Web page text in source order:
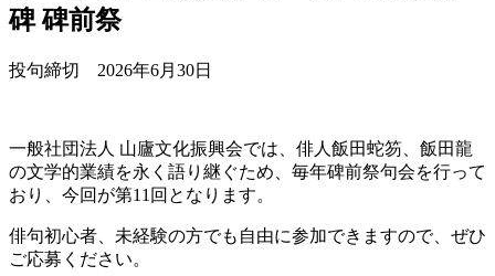
碑 碑前祭
投句締切 2026年6月30日
一般社団法人 山廬文化振興会では、俳人飯田蛇笏、飯田龍
の文学的業績を永く語り継ぐため、毎年碑前祭句会を行って
おり、今回が第11回となります。
俳句初心者、未経験の方でも自由に参加できますので、ぜひ
ご応募ください。